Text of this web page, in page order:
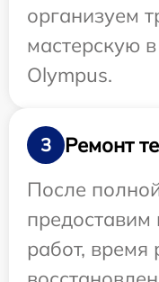
организуем
мастерскую
Olympus.
3
Ремонт
После
предоставим
работ, время